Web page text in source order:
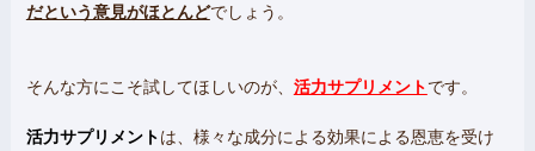
だという意見がほとんどでしょう。
そんな方にこそ試してほしいのが、 活力サプリメント です。
活力サプリメント は、様々な成分による効果による恩恵を受け